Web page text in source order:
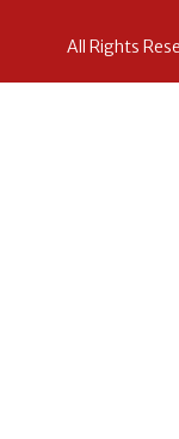
All Rights